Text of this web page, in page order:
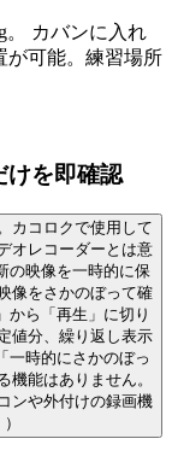
。 カバンに入れ
が可能。練習場所
けを即確認
カコロクで使用して
オレコーダーとは意
像をさかのぼって確
値分、繰り返し表示
能はありません。
ンや外付けの録画機